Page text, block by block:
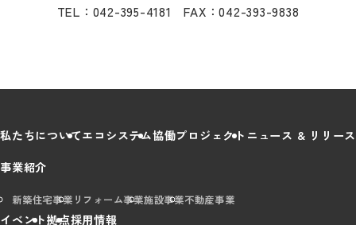
TEL：042-395-4181 FAX：042-393-9838
私たちについてエコシステム協働プロジェクト ニュース & リリース
事業紹介
新築住宅事業 リフォーム事業施設事業不動産事業
イベント拠点採用情報